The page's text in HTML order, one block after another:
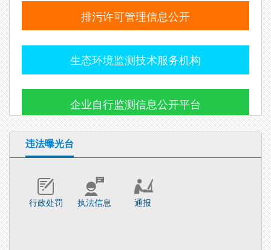
排污许可管理信息公开
生态环境监测技术服务机构
企业自行监测信息公开平台
违法曝光台
行政处罚 执法信息 通报